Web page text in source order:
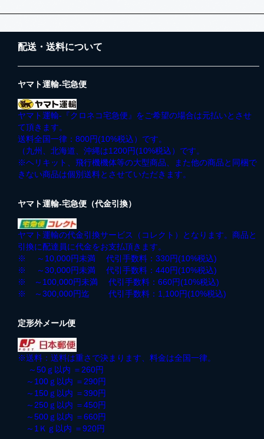
配送・送料について
ヤマト運輸-宅急便
ヤマト運輸-『クロネコ宅急便』をご希望の場合は元払いとさせ
て頂きます。
送料全国一律：800円(10%税込）です。
（九州、北海道、沖縄は1200円(10%税込）です。
※ヘリキット、飛行機機体等の大型商品、また他の商品と同梱で
きない商品は個別送料とさせていただきます。
ヤマト運輸-宅急便（代金引換）
ヤマト運輸の代金引換サービス（コレクト）となります。商品と
引換に配達員に代金をお支払頂きます。
※ ～10,000円未満 代引手数料：330円(10%税込)
※ ～30,000円未満 代引手数料：440円(10%税込)
※ ～100,000円未満 代引手数料：660円(10%税込)
※ ～300,000円迄 代引手数料：1,100円(10%税込)
定形外メール便
※送料：送料は重さで決まります、料金は全国一律。
～50ｇ以内 ＝260円
～100ｇ以内 ＝290円
～150ｇ以内 ＝390円
～250ｇ以内 ＝450円
～500ｇ以内 ＝660円
～1Ｋｇ以内 ＝920円